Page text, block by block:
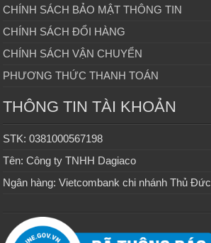
CHÍNH SÁCH BẢO MẬT THÔNG TIN
CHÍNH SÁCH ĐỔI HÀNG
CHÍNH SÁCH VẬN CHUYỂN
PHƯƠNG THỨC THANH TOÁN
THÔNG TIN TÀI KHOẢN
STK: 0381000567198
Tên: Công ty TNHH Dagiaco
Ngân hàng: Vietcombank chi nhánh Thủ Đức